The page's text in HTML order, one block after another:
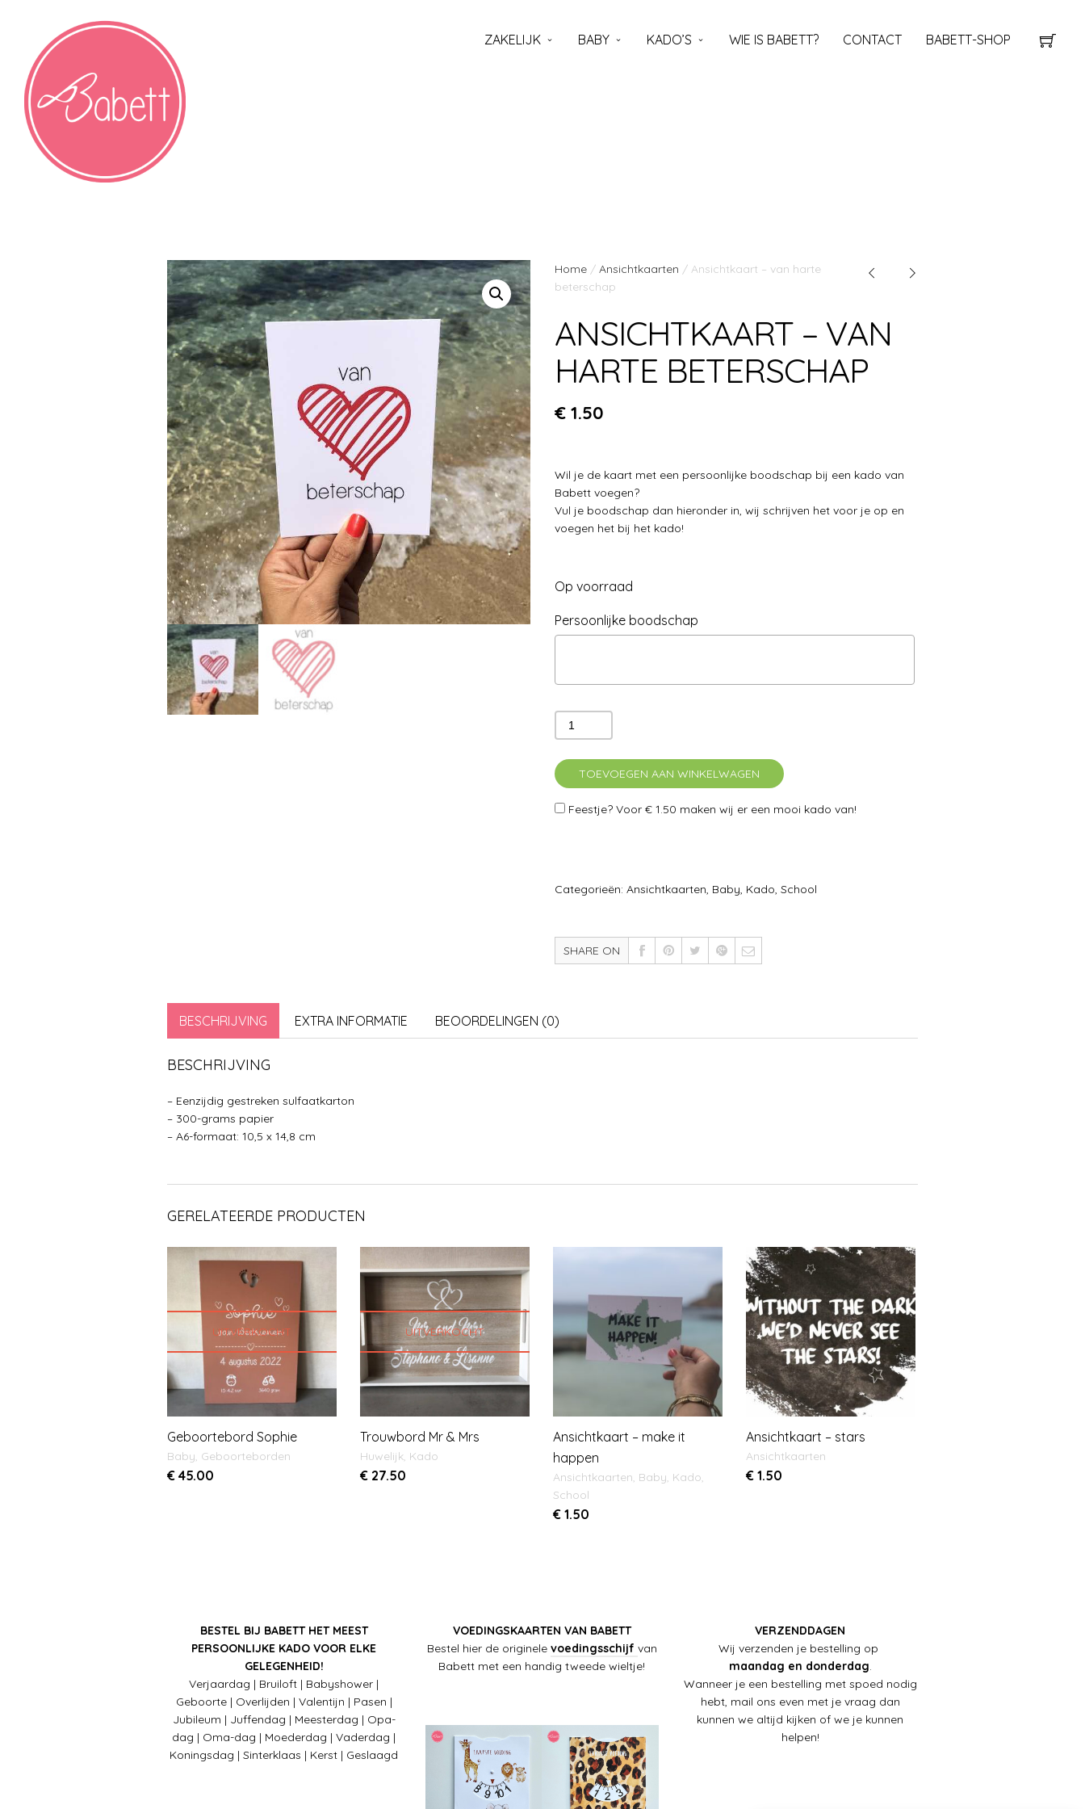
ZAKELIJK BABY KADO’S WIE IS BABETT? CONTACT BABETT-SHOP
Home / Ansichtkaarten / Ansichtkaart – van harte
beterschap
ANSICHTKAART – VAN
HARTE BETERSCHAP
€ 1.50
Wil je de kaart met een persoonlijke boodschap bij een kado van
Babett voegen?
Vul je boodschap dan hieronder in, wij schrijven het voor je op en
voegen het bij het kado!
Op voorraad
Persoonlijke boodschap
TOEVOEGEN AAN WINKELWAGEN
Feestje? Voor € 1.50 maken wij er een mooi kado van!
Categorieën: Ansichtkaarten, Baby, Kado, School
SHARE ON
BESCHRIJVING EXTRA INFORMATIE BEOORDELINGEN (0)
BESCHRIJVING
– Eenzijdig gestreken sulfaatkarton
– 300-grams papier
– A6-formaat: 10,5 x 14,8 cm
GERELATEERDE PRODUCTEN
UITVERKOCHT
Geboortebord Sophie
Baby, Geboorteborden
€ 45.00
UITVERKOCHT
Trouwbord Mr & Mrs
Huwelijk, Kado
€ 27.50
Ansichtkaart – make it
happen
Ansichtkaarten, Baby, Kado,
School
€ 1.50
Ansichtkaart – stars
Ansichtkaarten
€ 1.50
BESTEL BIJ BABETT HET MEEST
PERSOONLIJKE KADO VOOR ELKE
GELEGENHEID!
Verjaardag | Bruiloft | Babyshower |
Geboorte | Overlijden | Valentijn | Pasen |
Jubileum | Juffendag | Meesterdag | Opa-
dag | Oma-dag | Moederdag | Vaderdag |
Koningsdag | Sinterklaas | Kerst | Geslaagd
VOEDINGSKAARTEN VAN BABETT
Bestel hier de originele voedingsschijf van
Babett met een handig tweede wieltje!
VERZENDDAGEN
Wij verzenden je bestelling op
maandag en donderdag.
Wanneer je een bestelling met spoed nodig
hebt, mail ons even met je vraag dan
kunnen we altijd kijken of we je kunnen
helpen!